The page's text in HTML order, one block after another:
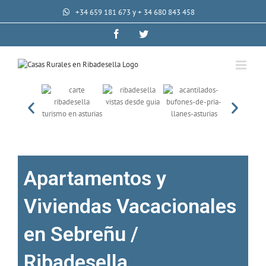
+34 659 181 673 y + 34 680 843 458
Apartamentos y
Viviendas Vacacionales
en Sebreñu /